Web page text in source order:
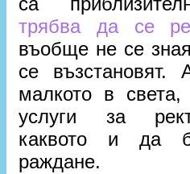
трябва да се
въобще не се
се
малкото в света,
услуги за
каквото и да
раждане.